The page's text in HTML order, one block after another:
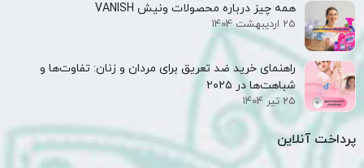
همه‌ چیز درباره محصولات ونیش VANISH
25 اردیبهشت 1404
راهنمای خرید ضد تعریق برای مردان و زنان: تفاوت‌ها و
شباهت‌ها در ۲۰۲۵
25 تیر 1404
پرداخت آنلاین